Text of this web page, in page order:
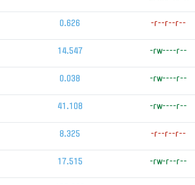
0.626 -r--r--r--
14.547 -rw----r--
0.038 -rw----r--
41.108 -rw----r--
8.325 -r--r--r--
17.515 -rw-r--r--